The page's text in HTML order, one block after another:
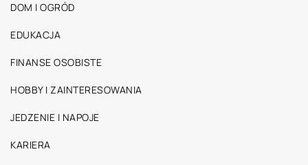
DOM I OGRÓD
EDUKACJA
FINANSE OSOBISTE
HOBBY I ZAINTERESOWANIA
JEDZENIE I NAPOJE
KARIERA